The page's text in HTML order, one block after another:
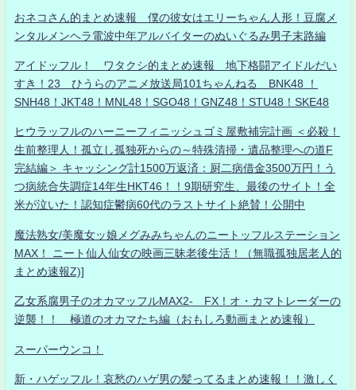
おネコさん的まとめ速報 僕の彼女はエリーちゃん人形！豆腐メ
ンタルメンヘラ電波中年アルバイターのぬいぐるみ男子末路編
アイドッフル！ ワタクシ的まとめ速報 地下格闘アイドルだい
すき！23 ひうらのアニメ放送局101ちゃんねる BNK48 ！
SNH48！JKT48！MNL48！SGO48！GNZ48！STU48！SKE48
ヒウラッフルのハーニーフィニッシュゴミ屋敷補完計画 ＜必殺！
生前整理人！孤立し孤独死からの～特殊清掃・遺品整理への道F
完結編＞ キャッシング計1500万返済：厨二病借金3500万円！う
つ病統合失調症14年生HKT46！！9期研究生、最後のサイト！全
米が泣いた！認知症鬱病60代のラストサイト絶賛！公開中
魔法熟女/美魔女ッ娘メグみみちゃんのニートッフルステーション
MAX！ ニート仙人仙女の映画三昧老後生活！（無職孤独居老人的
まとめ速報Z)]
乙女系腐男子のオカマッフルMAX2- FX！オ・カマトレーダーの
逆襲！！ 極道のオカマたち編（おもしろ動画まとめ速報）
スーパーウンコ！
新・ハゲッフル！哀愁のハゲ男の髪ってるまとめ速報！！激しく